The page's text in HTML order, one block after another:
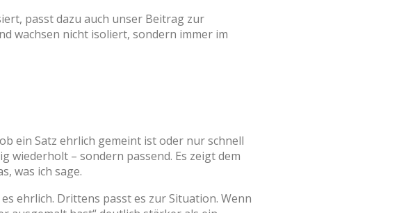
passt dazu auch unser Beitrag zur
wachsen nicht isoliert, sondern immer im
ein Satz ehrlich gemeint ist oder nur schnell
wiederholt – sondern passend. Es zeigt dem
was ich sage.
ehrlich. Drittens passt es zur Situation. Wenn